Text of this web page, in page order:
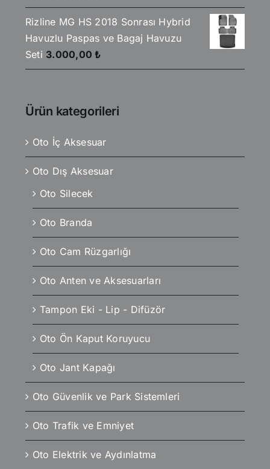
Rizline MG HS 2018 Sonrası Hybrid
Havuzlu Paspas ve Bagaj Havuzu
Seti 3.000,00 ₺
Ürün kategorileri
Oto İç Aksesuar
Oto Dış Aksesuar
Oto Silecek
Oto Branda
Oto Cam Rüzgarlığı
Oto Anten ve Aksesuarları
Tampon Eki - Lip - Difüzör
Oto Ön Kaput Koruyucu
Oto Jant Kapağı
Oto Güvenlik ve Park Sistemleri
Oto Trafik ve Emniyet
Oto Elektrik ve Aydınlatma